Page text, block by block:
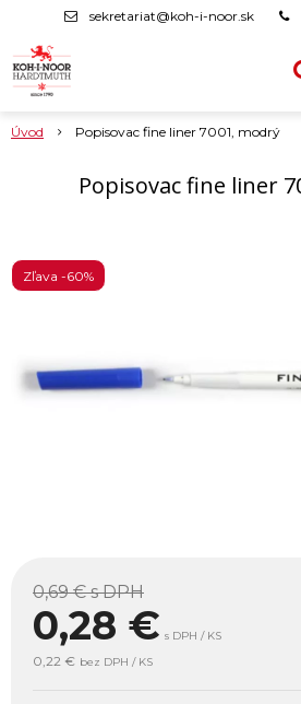
sekretariat@koh-i-noor.sk
Úvod Popisovac fine liner 7001, modrý
Popisovac fine liner
Zľava -60%
0,69 €s DPH
0,28 € s DPH / KS
0,22 € bez DPH / KS